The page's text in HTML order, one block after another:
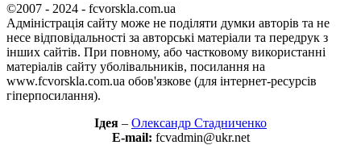
©2007 - 2024 - fcvorskla.com.ua
Адміністрація сайту може не поділяти думки авторів та не
несе відповідальності за авторські матеріали та передрук з
інших сайтів. При повному, або частковому використанні
матеріалів сайту уболівальників, посилання на
www.fcvorskla.com.ua обов'язкове (для інтернет-ресурсів
гіперпосилання).
Ідея – Олександр Стадниченко
E-mail: fcvadmin@ukr.net